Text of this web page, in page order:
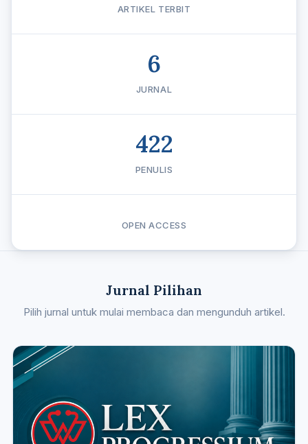
ARTIKEL TERBIT
6
JURNAL
422
PENULIS
OPEN ACCESS
Jurnal Pilihan
Pilih jurnal untuk mulai membaca dan mengunduh artikel.